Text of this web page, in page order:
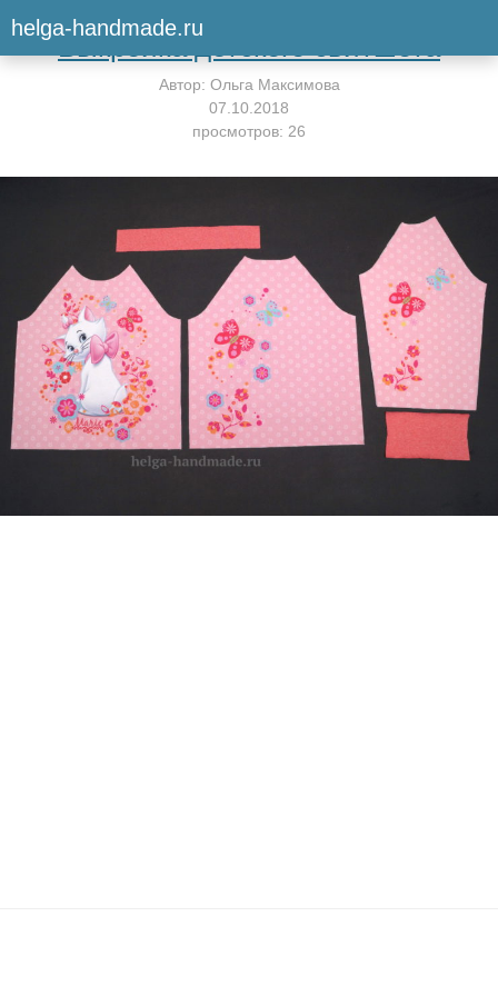
helga-handmade.ruВернуться к мастер-классу
Выкройка детского свитшота
Автор: Ольга Максимова
07.10.2018
просмотров: 26